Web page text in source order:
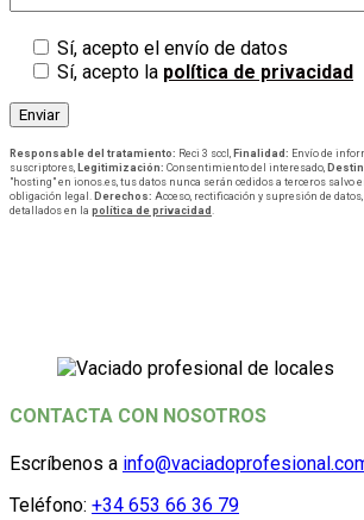
Sí, acepto el envío de datos
Sí, acepto la política de privacidad
Responsable del tratamiento: Reci 3 sccl, Finalidad: Envío de
suscriptores,
Legitimización: Consentimiento del interesado,
"hosting" en ionos.es, tus datos nunca serán cedidos a terceros salvo
obligación legal.
Derechos: Acceso, rectificación y supresión de
detallados en la política de privacidad
CONTACTA CON NOSOTROS
Escríbenos a
Teléfono: +34 653 66 36 79